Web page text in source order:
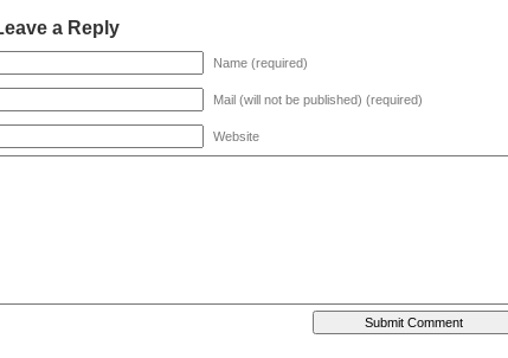
a Reply
Name (required)
Mail (will not be published) (required)
Website